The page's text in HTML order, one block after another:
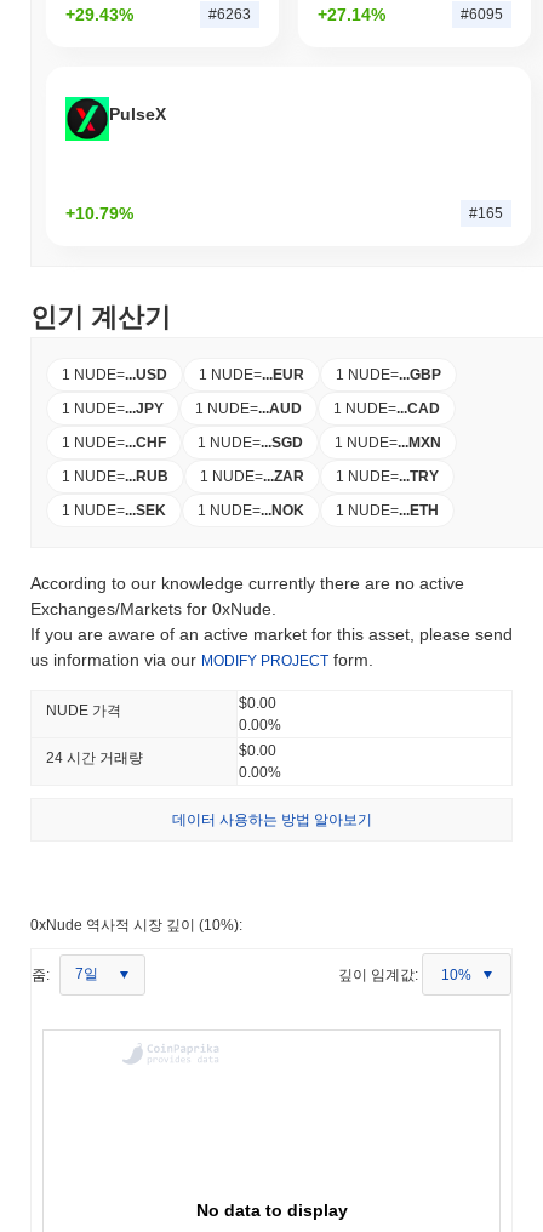
+29.43% #6263 +27.14% #6095
PulseX
+10.79% #165
인기 계산기
1 NUDE=...USD 1 NUDE=...EUR 1 NUDE=...GBP
1 NUDE=...JPY 1 NUDE=...AUD 1 NUDE=...CAD
1 NUDE=...CHF 1 NUDE=...SGD 1 NUDE=...MXN
1 NUDE=...RUB 1 NUDE=...ZAR 1 NUDE=...TRY
1 NUDE=...SEK 1 NUDE=...NOK 1 NUDE=...ETH
According to our knowledge currently there are no active
Exchanges/Markets for 0xNude.
If you are aware of an active market for this asset, please send
us information via our MODIFY PROJECT form.
NUDE 가격
$0.00
0.00%
24 시간 거래량
$0.00
0.00%
데이터 사용하는 방법 알아보기
0xNude 역사적 시장 깊이 (10%):
줌: 7일 깊이 임계값: 10%
No data to display